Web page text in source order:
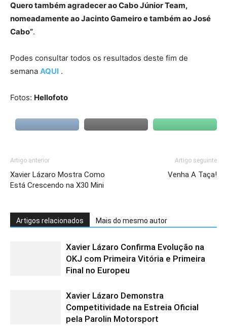
Quero também agradecer ao Cabo Júnior Team,
nomeadamente ao Jacinto Gameiro e também ao José
Cabo”.
Podes consultar todos os resultados deste fim de
semana AQUI .
Fotos: Hellofoto
Artigo anterior
Xavier Lázaro Mostra Como
Está Crescendo na X30 Mini
Artigo seguinte
Venha A Taça!
Artigos relacionados Mais do mesmo autor
Xavier Lázaro Confirma Evolução na
OKJ com Primeira Vitória e Primeira
Final no Europeu
Xavier Lázaro Demonstra
Competitividade na Estreia Oficial
pela Parolin Motorsport